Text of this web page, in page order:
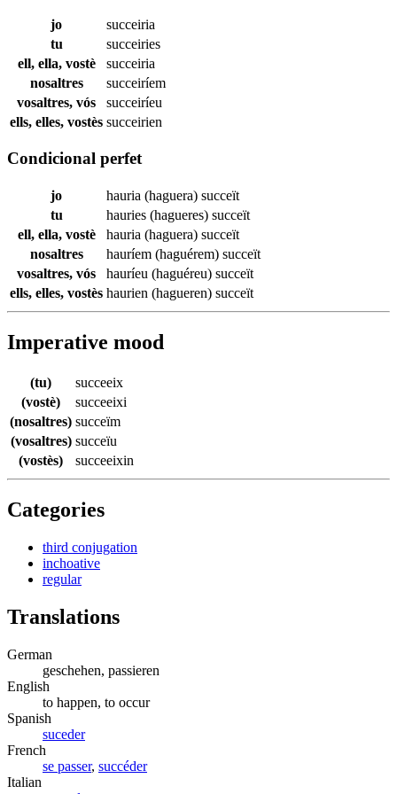
jo
succeiria
tu
succeiries
ell, ella, vostè
succeiria
nosaltres
succeiríem
vosaltres, vós
succeiríeu
ells, elles, vostès succeirien
Condicional perfet
jo hauria (haguera) succeït
tu
hauries (hagueres) succeït
ell, ella, vostè
hauria (haguera) succeït
nosaltres
hauríem (haguérem) succeït
vosaltres, vós
hauríeu (haguéreu) succeït
ells, elles, vostès haurien (hagueren) succeït
Imperative mood
(tu)
succeeix
(vostè)
succeeixi
(nosaltres) succeïm
(vosaltres) succeïu
(vostès)
succeeixin
Categories
third conjugation
inchoative
regular
Translations
German
geschehen, passieren
English
to happen, to occur
Spanish
suceder
French
se passer, succéder
Italian